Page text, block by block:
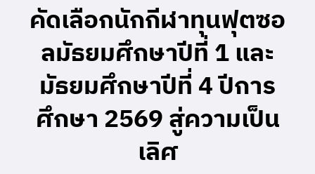
หลักสูตร
สนับสนุนการสอน
รอบรั้ว AAY
คัดเลือกนักกีฬาทุนฟุตซอ
ลมัธยมศึกษาปีที่ 1 และ
มัธยมศึกษาปีที่ 4 ปีการ
ศึกษา 2569 สู่ความเป็น
เลิศ